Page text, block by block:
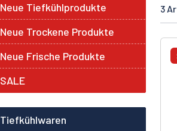
Neue Tiefkühlprodukte
Neue Trockene Produkte
Neue Frische Produkte
SALE
Tiefkühlwaren
3